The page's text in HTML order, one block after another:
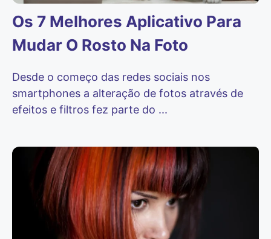
Os 7 Melhores Aplicativo Para
Mudar O Rosto Na Foto
Desde o começo das redes sociais nos
smartphones a alteração de fotos através de
efeitos e filtros fez parte do ...